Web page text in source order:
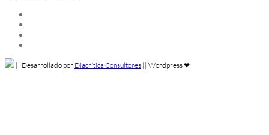
|| Desarrollado por Diacrítica Consultores || Wordpress ❤